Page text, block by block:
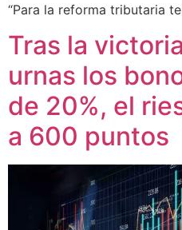
“Para la reforma tributaria
Tras la
urnas los
de 20%, el
a 600 puntos